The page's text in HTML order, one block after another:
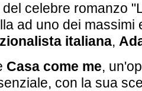
celebre romanzo
ad uno dei massimi
italiana,
Casa come me,
con la sua